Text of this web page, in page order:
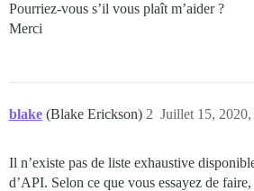
Pourriez-vous s’il vous plaît m’aider ?
Merci
blake (Blake Erickson) Juillet 15,
2
Il n’existe pas de liste exhaustive
d’API. Selon ce que vous essayez de